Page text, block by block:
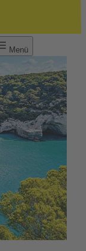
Menü